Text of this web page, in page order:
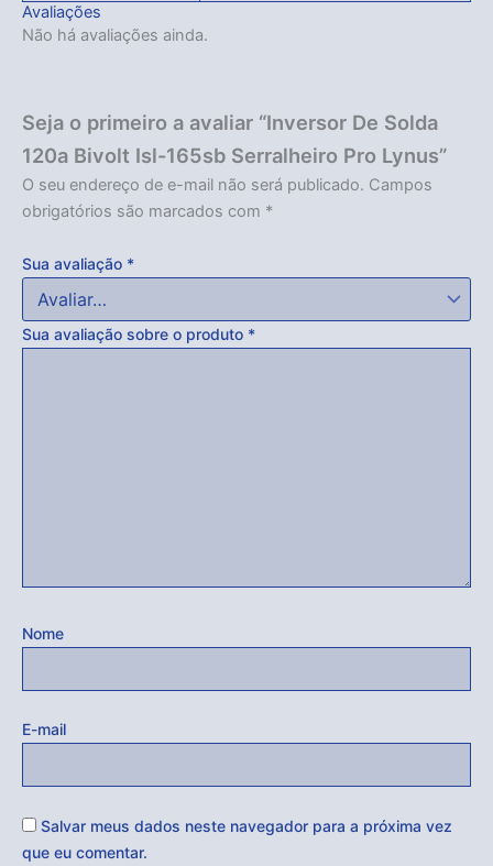
Avaliações
Não há avaliações ainda.
Seja o primeiro a avaliar “Inversor De Solda
120a Bivolt Isl-165sb Serralheiro Pro Lynus”
O seu endereço de e-mail não será publicado. Campos
obrigatórios são marcados com *
Sua avaliação *
Sua avaliação sobre o produto *
Nome
E-mail
Salvar meus dados neste navegador para a próxima vez
que eu comentar.